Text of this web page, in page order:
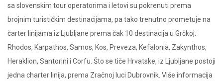
sa slovenskim tour operatorima i letovi su pokrenuti prema
brojnim turističkim destinacijama, pa tako trenutno prometuje na
čarter linijama iz Ljubljane prema čak 10 destinacija u Grčkoj:
Rhodos, Karpathos, Samos, Kos, Preveza, Kefalonia, Zakynthos,
Heraklion, Santorini i Corfu. Što se tiče Hrvatske, iz Ljubljane postoji
jedna charter linija, prema Zračnoj luci Dubrovnik. Više informacija